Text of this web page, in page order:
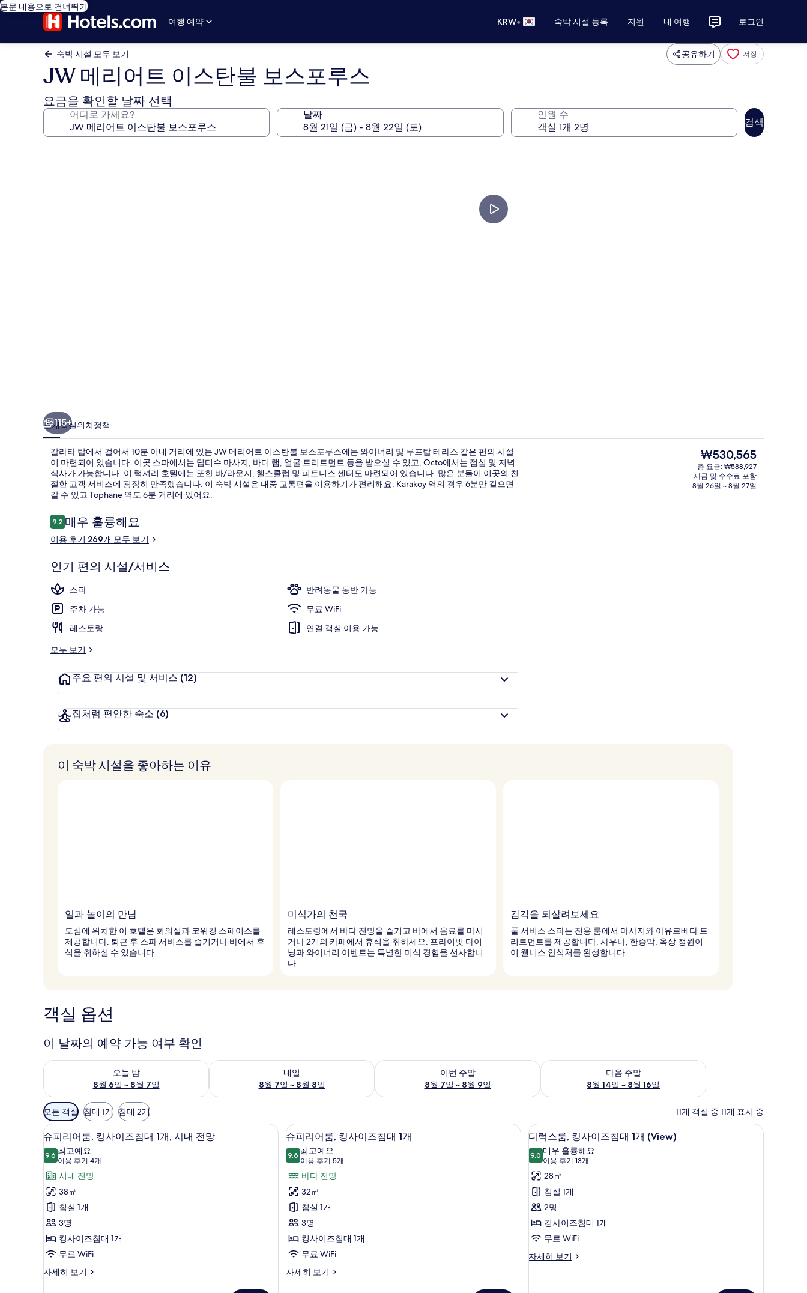
본문 내용으로 건너뛰기
여행 예약
KRW• 숙박 시설 등록 지원 내 여행 로그인
숙박 시설 모두 보기 공유하기 저장
JW 메리어트 이스탄불 보스포루스
요금을 확인할 날짜 선택
어디로 가세요? 날짜 인원 수
검색
의
사
진
갤
러
리
숙박 시설 내 편의 시설/서비스
115+
소개객실위치정책
갈라타 탑에서 걸어서 10분 이내 거리에 있는 JW 메리어트 이스탄불 보스포루스에는 와이너리 및 루프탑 테라스 같은 편의 시설
이 마련되어 있습니다. 이곳 스파에서는 딥티슈 마사지, 바디 랩, 얼굴 트리트먼트 등을 받으실 수 있고, Octo에서는 점심 및 저녁
식사가 가능합니다. 이 럭셔리 호텔에는 또한 바/라운지, 헬스클럽 및 피트니스 센터도 마련되어 있습니다. 많은 분들이 이곳의 친
절한 고객 서비스에 굉장히 만족했습니다. 이 숙박 시설은 대중 교통편을 이용하기가 편리해요. Karakoy 역의 경우 6분만 걸으면
갈 수 있고 Tophane 역도 6분 거리에 있어요.
이
용
후
9.210점 만점 중 9.2점.
매우 훌륭해요
이용 후기 269개 모두 보기
인기 편의 시설/서비스
스파
반려동물 동반 가능
주차 가능
무료 WiFi
레스토랑
연결 객실 이용 가능
모두 보기
주요 편의 시설 및 서비스 (12)
집처럼 편안한 숙소 (6)
현
재
가
격
₩530,565
총 요금: ₩588,927
세금 및 수수료 포함
8월 26일 ~ 8월 27일
이 숙박 시설을 좋아하는 이유
일과 놀이의 만남
도심에 위치한 이 호텔은 회의실과 코워킹 스페이스를
제공합니다. 퇴근 후 스파 서비스를 즐기거나 바에서 휴
식을 취하실 수 있습니다.
미식가의 천국
레스토랑에서 바다 전망을 즐기고 바에서 음료를 마시
거나 2개의 카페에서 휴식을 취하세요. 프라이빗 다이
닝과 와이너리 이벤트는 특별한 미식 경험을 선사합니
다.
감각을 되살려보세요
풀 서비스 스파는 전용 룸에서 마사지와 아유르베다 트
리트먼트를 제공합니다. 사우나, 한증막, 옥상 정원이
이 웰니스 안식처를 완성합니다.
객실 옵션
이 날짜의 예약 가능 여부 확인
오늘 밤
8월 6일 ~ 8월 7일
오늘 밤 예약 가능 여부 확인, 8월 6일 ~ 8월 7일
내일
8월 7일 ~ 8월 8일
내일 예약 가능 여부 확인, 8월 7일 ~ 8월 8일
이번 주말
8월 7일 ~ 8월 9일
이번 주말 예약 가능 여부 확인, 8월 7일 ~ 8월 9일
다음 주말
8월 14일 ~ 8월 16일
다음 주말 예약 가능 여부 확인, 8월 14일 ~ 8월 16일
객
실
에
사
용
가
능
한
필
터
모든 객실 침대 1개 침대 2개 11개 객실 중 11개 표시 중
슈
피
리
어
룸,
킹
사
이
즈
침
슈피리어룸, 킹사이즈침대 1개, 시내 전망 | 고급 침구, 미니바, 객실 내 금고, 책상
7
슈피리어룸, 킹사이즈침대 1개, 시내 전망
9.69.6점 만점 중 10점
최고예요
이용 후기 4개
(이
용
후
기
4
개)
시내 전망
38㎡
침실 1개
3명
킹사이즈침대 1개
무료 WiFi
자세히 보기
슈
슈
피
리
어
룸,
킹
사
이
즈
침
슈피리어룸, 킹사이즈침대 1개 | 고급 침구, 미니바, 객실 내 금고, 책상
9
슈피리어룸, 킹사이즈침대 1개
9.69.6점 만점 중 10점
최고예요
이용 후기 5개
(이
용
후
기
5
개)
바다 전망
32㎡
침실 1개
3명
킹사이즈침대 1개
무료 WiFi
자세히 보기
슈
디
럭
스
룸,
킹
사
이
즈
침
디럭스룸, 킹사이즈침대 1개 (View) | 고급 침
4
디럭스룸, 킹사이즈침대 1개 (View)
9.09.0점 만점 중 10점
매우 훌륭해요
이용 후기 13개
(이
용
후
기
13
개)
28㎡
침실 1개
2명
킹사이즈침대 1개
무료 WiFi
자세히 보기
디